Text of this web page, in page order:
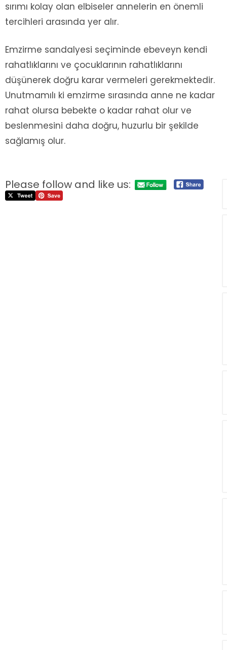
sırımı kolay olan elbiseler annelerin en önemli
tercihleri arasında yer alır.
Emzirme sandalyesi seçiminde ebeveyn kendi
rahatlıklarını ve çocuklarının rahatlıklarını
düşünerek doğru karar vermeleri gerekmektedir.
Unutmamılı ki emzirme sırasında anne ne kadar
rahat olursa bebekte o kadar rahat olur ve
beslenmesini daha doğru, huzurlu bir şekilde
sağlamış olur.
Please follow and like us: